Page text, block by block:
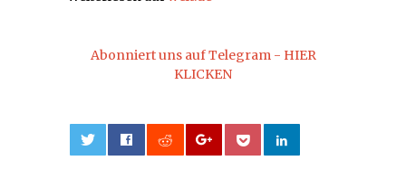
Abonniert uns auf Telegram - HIER
KLICKEN